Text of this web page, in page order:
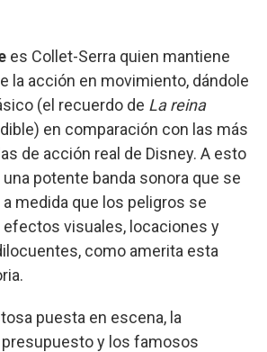
es Collet-Serra quien mantiene
la acción en movimiento, dándole
(el recuerdo de La reina
en comparación con las más
de acción real de Disney. A esto
potente banda sonora que se
medida que los peligros se
efectos visuales, locaciones y
como amerita esta
puesta en escena, la
y los famosos